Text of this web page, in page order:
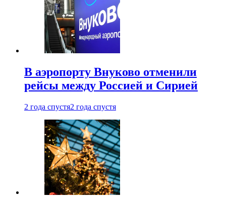
В аэропорту Внуково отменили
рейсы между Россией и Сирией
2 года спустя2 года спустя